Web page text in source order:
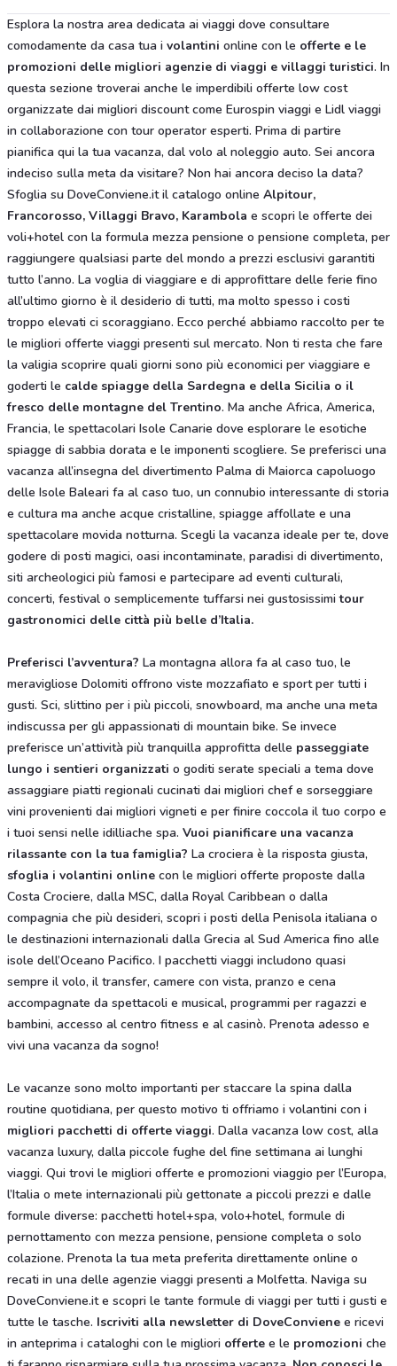
Esplora la nostra area dedicata ai viaggi dove consultare
comodamente da casa tua i volantini online con le offerte e le
promozioni delle migliori agenzie di viaggi e villaggi turistici. In
questa sezione troverai anche le imperdibili offerte low cost
organizzate dai migliori discount come Eurospin viaggi e Lidl viaggi
in collaborazione con tour operator esperti. Prima di partire
pianifica qui la tua vacanza, dal volo al noleggio auto. Sei ancora
indeciso sulla meta da visitare? Non hai ancora deciso la data?
Sfoglia su DoveConviene.it il catalogo online Alpitour,
Francorosso, Villaggi Bravo, Karambola e scopri le offerte dei
voli+hotel con la formula mezza pensione o pensione completa, per
raggiungere qualsiasi parte del mondo a prezzi esclusivi garantiti
tutto l’anno. La voglia di viaggiare e di approfittare delle ferie fino
all’ultimo giorno è il desiderio di tutti, ma molto spesso i costi
troppo elevati ci scoraggiano. Ecco perché abbiamo raccolto per te
le migliori offerte viaggi presenti sul mercato. Non ti resta che fare
la valigia scoprire quali giorni sono più economici per viaggiare e
goderti le calde spiagge della Sardegna e della Sicilia o il
fresco delle montagne del Trentino. Ma anche Africa, America,
Francia, le spettacolari Isole Canarie dove esplorare le esotiche
spiagge di sabbia dorata e le imponenti scogliere. Se preferisci una
vacanza all’insegna del divertimento Palma di Maiorca capoluogo
delle Isole Baleari fa al caso tuo, un connubio interessante di storia
e cultura ma anche acque cristalline, spiagge affollate e una
spettacolare movida notturna. Scegli la vacanza ideale per te, dove
godere di posti magici, oasi incontaminate, paradisi di divertimento,
siti archeologici più famosi e partecipare ad eventi culturali,
concerti, festival o semplicemente tuffarsi nei gustosissimitour
gastronomici delle città più belle d’Italia.
Preferisci l’avventura? La montagna allora fa al caso tuo, le
meravigliose Dolomiti offrono viste mozzafiato e sport per tutti i
gusti. Sci, slittino per i più piccoli, snowboard, ma anche una meta
indiscussa per gli appassionati di mountain bike. Se invece
preferisce un’attività più tranquilla approfitta delle passeggiate
lungo i sentieri organizzati o goditi serate speciali a tema dove
assaggiare piatti regionali cucinati dai migliori chef e sorseggiare
vini provenienti dai migliori vigneti e per finire coccola il tuo corpo e
i tuoi sensi nelle idilliache spa. Vuoi pianificare una vacanza
rilassante con la tua famiglia? La crociera è la risposta giusta,
sfoglia i volantini online con le migliori offerte proposte dalla
Costa Crociere, dalla MSC, dalla Royal Caribbean o dalla
compagnia che più desideri, scopri i posti della Penisola italiana o
le destinazioni internazionali dalla Grecia al Sud America fino alle
isole dell’Oceano Pacifico. I pacchetti viaggi includono quasi
sempre il volo, il transfer, camere con vista, pranzo e cena
accompagnate da spettacoli e musical, programmi per ragazzi e
bambini, accesso al centro fitness e al casinò. Prenota adesso e
vivi una vacanza da sogno!
Le vacanze sono molto importanti per staccare la spina dalla
routine quotidiana, per questo motivo ti offriamo i volantini con i
migliori pacchetti di offerte viaggi. Dalla vacanza low cost, alla
vacanza luxury, dalla piccole fughe del fine settimana ai lunghi
viaggi. Qui trovi le migliori offerte e promozioni viaggio per l’Europa,
l’Italia o mete internazionali più gettonate a piccoli prezzi e dalle
formule diverse: pacchetti hotel+spa, volo+hotel, formule di
pernottamento con mezza pensione, pensione completa o solo
colazione. Prenota la tua meta preferita direttamente online o
recati in una delle agenzie viaggi presenti a Molfetta. Naviga su
DoveConviene.it e scopri le tante formule di viaggi per tutti i gusti e
tutte le tasche. Iscriviti alla newsletter di DoveConviene e ricevi
in anteprima i cataloghi con le migliori offerte e le promozioni che